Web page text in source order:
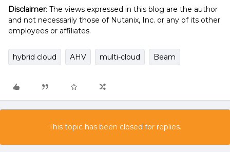
Disclaimer: The views expressed in this blog are the author
and not necessarily those of Nutanix, Inc. or any of its other
employees or affiliates.
hybrid cloud AHV multi-cloud Beam
This topic has been closed for replies.